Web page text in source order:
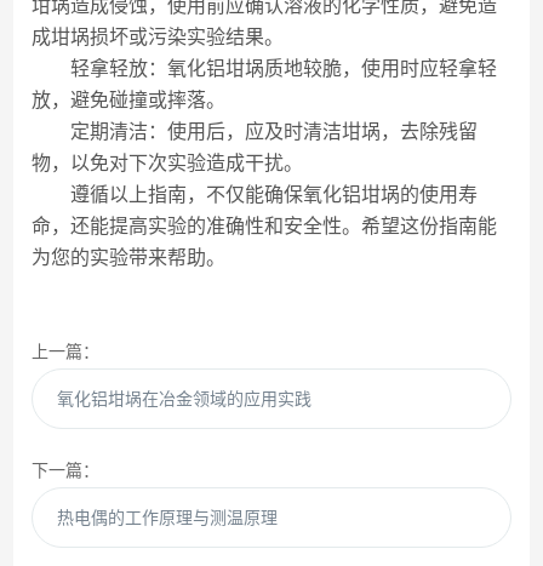
坩埚造成侵蚀，使用前应确认溶液的化学性质，避免造
成坩埚损坏或污染实验结果。
轻拿轻放：氧化铝坩埚质地较脆，使用时应轻拿轻
放，避免碰撞或摔落。
定期清洁：使用后，应及时清洁坩埚，去除残留
物，以免对下次实验造成干扰。
遵循以上指南，不仅能确保氧化铝坩埚的使用寿
命，还能提高实验的准确性和安全性。希望这份指南能
为您的实验带来帮助。
上一篇：
氧化铝坩埚在冶金领域的应用实践
下一篇：
热电偶的工作原理与测温原理